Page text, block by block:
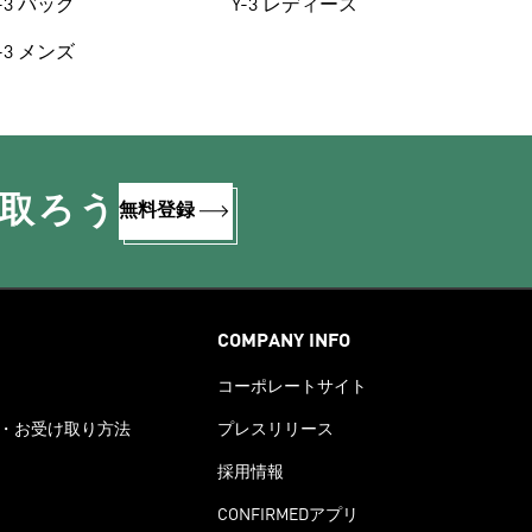
3 バッグ
3 メンズ
Y-3 レディース
ろう 無料登録
お受け取り方法
COMPANY INFO
コーポレートサイト
プレスリリース
採用情報
CONFIRMEDアプリ